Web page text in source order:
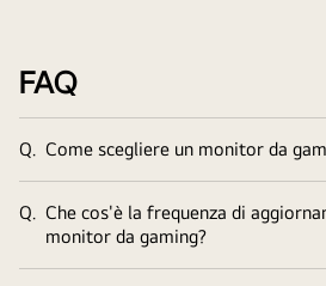
FAQ
Q. Come scegliere un monitor da
Q. Che cos'è la frequenza di
monitor da gaming?